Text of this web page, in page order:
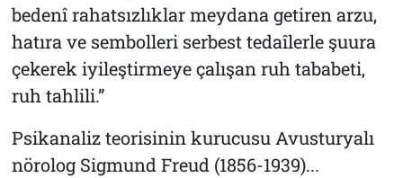
bedenî rahatsızlıklar meydana getiren arzu,
hatıra ve sembolleri serbest tedaîlerle şuura
çekerek iyileştirmeye çalışan ruh tababeti,
ruh tahlili.”
Psikanaliz teorisinin kurucusu Avusturyalı
nörolog Sigmund Freud (1856-1939)...